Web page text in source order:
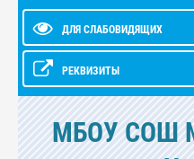
ДЛЯ СЛАБОВИДЯЩИХ
РЕКВИЗИТЫ
МБОУ СОШ